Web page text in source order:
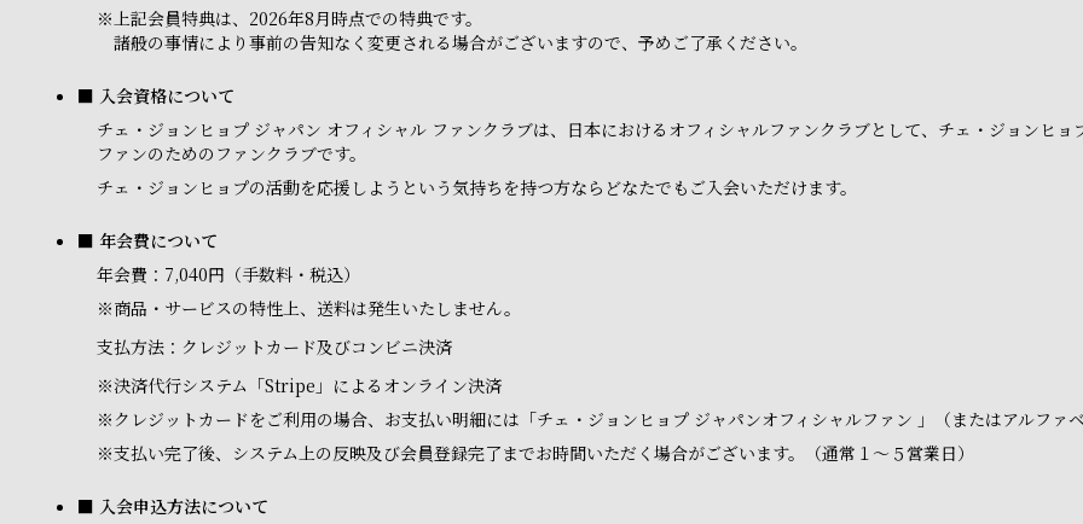
※上記会員特典は、2026年8月時点での特典です。
諸般の事情により事前の告知なく変更される場合がございますので、予めご了承ください。
■ 入会資格について
チェ・ジョンヒョプ ジャパン オフィシャル ファンクラブは、日本におけるオフィシャルファンクラブとして、チェ・ジョンヒ
ファンのためのファンクラブです。
チェ・ジョンヒョプの活動を応援しようという気持ちを持つ方ならどなたでもご入会いただけます。
■ 年会費について
年会費：7,040円（手数料・税込）
※商品・サービスの特性上、送料は発生いたしません。
支払方法：クレジットカード及びコンビニ決済
※決済代行システム「Stripe」によるオンライン決済
※ クレジットカードをご利用の場合、お支払い明細には「チェ・ジョンヒョプ ジャパンオフィシャルファン 」（またはアルファ
※支払い完了後、システム上の反映及び会員登録完了までお時間いただく場合がございます。（通常１～５営業日）
■ 入会申込方法について